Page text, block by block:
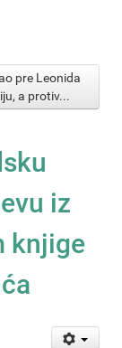
pre Leonida
a protiv...
iz
knjige